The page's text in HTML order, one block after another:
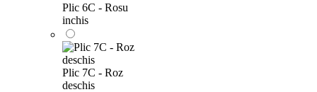
Plic 6C - Rosu
inchis
Plic 7C - Roz
deschis